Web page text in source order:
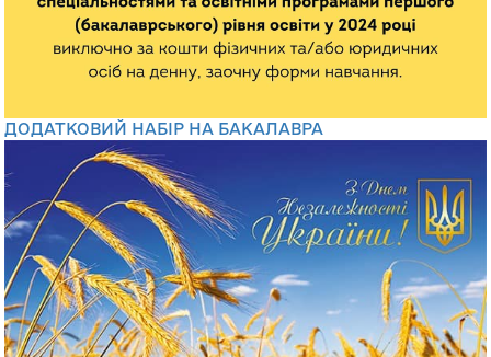
ДОДАТКОВИЙ НАБІР НА БАКАЛАВРА